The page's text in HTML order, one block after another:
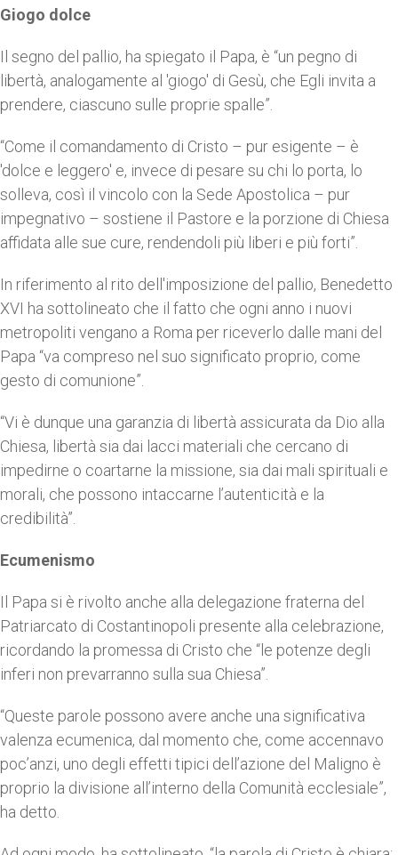
Giogo dolce
Il segno del pallio, ha spiegato il Papa, è “un pegno di
libertà, analogamente al 'giogo' di Gesù, che Egli invita a
prendere, ciascuno sulle proprie spalle”.
“Come il comandamento di Cristo – pur esigente – è
'dolce e leggero' e, invece di pesare su chi lo porta, lo
solleva, così il vincolo con la Sede Apostolica – pur
impegnativo – sostiene il Pastore e la porzione di Chiesa
affidata alle sue cure, rendendoli più liberi e più forti”.
In riferimento al rito dell'imposizione del pallio, Benedetto
XVI ha sottolineato che il fatto che ogni anno i nuovi
metropoliti vengano a Roma per riceverlo dalle mani del
Papa “va compreso nel suo significato proprio, come
gesto di comunione”.
“Vi è dunque una garanzia di libertà assicurata da Dio alla
Chiesa, libertà sia dai lacci materiali che cercano di
impedirne o coartarne la missione, sia dai mali spirituali e
morali, che possono intaccarne l’autenticità e la
credibilità”.
Ecumenismo
Il Papa si è rivolto anche alla delegazione fraterna del
Patriarcato di Costantinopoli presente alla celebrazione,
ricordando la promessa di Cristo che “le potenze degli
inferi non prevarranno sulla sua Chiesa”.
“Queste parole possono avere anche una significativa
valenza ecumenica, dal momento che, come accennavo
poc’anzi, uno degli effetti tipici dell’azione del Maligno è
proprio la divisione all’interno della Comunità ecclesiale”,
ha detto.